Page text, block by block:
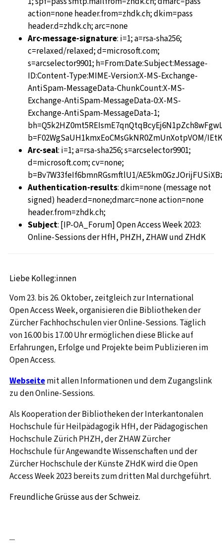
action=none header.from=zhdk.ch; dkim=pass
header.d=zhdk.ch; arc=none
Arc-message-signature: i=1; a=rsa-sha256;
c=relaxed/relaxed; d=microsoft.com;
s=arcselector9901; h=From:Date:Subject:Message-
ID:Content-Type:MIME-Version:X-MS-Exchange-
AntiSpam-MessageData-ChunkCount:X-MS-
Exchange-AntiSpam-MessageData-0:X-MS-
Exchange-AntiSpam-MessageData-1;
b=F02WgSaUH1kmxEoCMsGkNR0ZmUnXotpVOM/
Arc-seal: i=1; a=rsa-sha256; s=arcselector9901;
d=microsoft.com; cv=none;
b=Bv7W33feIf6bmnRGsmftlU1/
Authentication-results: dkim=none (message not
signed) header.d=none;dmarc=none action=none
header.from=zhdk.ch;
Subject: [IP-OA_Forum] Open Access Week 2023:
Online-Sessions der HfH, PHZH, ZHAW und ZHdK
Liebe Kolleg:innen
Vom 23. bis 26. Oktober, zeitgleich zur International
Open Access Week, organisieren die Bibliotheken der
Zürcher Fachhochschulen vier Online-Sessions. Täglich
von 16.00 bis 17.00 Uhr ermöglichen diese Blicke auf
Erfahrungen, Erfolge und Projekte beim Publizieren im
Open Access.
Webseitemit allen Informationen und dem Zugangslink
zu den Online-Sessions.
Als Kooperation der Bibliotheken der Interkantonalen
Hochschule für Heilpädagogik HfH, der Pädagogischen
Hochschule Zürich PHZH, der ZHAW Zürcher
Hochschule für Angewandte Wissenschaften und der
Zürcher Hochschule der Künste ZHdK wird die Open
Access Week 2023 bereits zum dritten Mal durchgeführt.
Freundliche Grüsse aus der Schweiz.
—